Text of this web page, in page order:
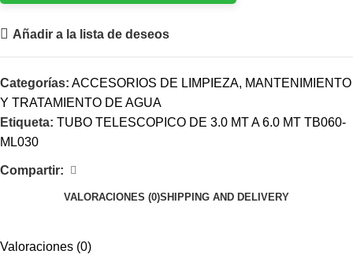
Añadir a la lista de deseos
Categorías: ACCESORIOS DE LIMPIEZA, MANTENIMIENTO
Y TRATAMIENTO DE AGUA
Etiqueta: TUBO TELESCOPICO DE 3.0 MT A 6.0 MT TB060-
ML030
Compartir:
VALORACIONES (0)SHIPPING AND DELIVERY
Valoraciones (0)